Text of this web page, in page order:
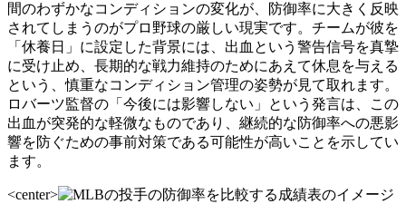
間のわずかなコンディションの変化が、防御率に大きく反映
されてしまうのがプロ野球の厳しい現実です。チームが彼を
「休養日」に設定した背景には、出血という警告信号を真摯
に受け止め、長期的な戦力維持のためにあえて休息を与える
という、慎重なコンディション管理の姿勢が見て取れます。
ロバーツ監督の「今後には影響しない」という発言は、この
出血が突発的な軽微なものであり、継続的な防御率への悪影
響を防ぐための事前対策である可能性が高いことを示してい
ます。
<center>